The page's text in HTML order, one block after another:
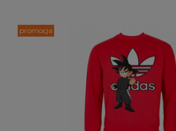
promocja